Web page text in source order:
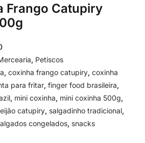
Frango Catupiry
, Petiscos
, coxinha frango catupiry, coxinha
para fritar, finger food brasileira,
, mini coxinha, mini coxinha 500g,
catupiry, salgadinho tradicional,
congelados, snacks